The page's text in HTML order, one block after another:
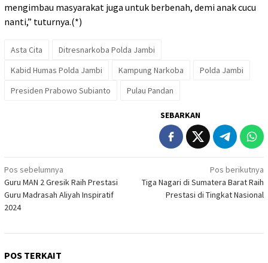
mengimbau masyarakat juga untuk berbenah, demi anak cucu
nanti,” tuturnya.(*)
Asta Cita
Ditresnarkoba Polda Jambi
Kabid Humas Polda Jambi
Kampung Narkoba
Polda Jambi
Presiden Prabowo Subianto
Pulau Pandan
SEBARKAN
Navigasi
pos
Pos sebelumnya
Guru MAN 2 Gresik Raih Prestasi
Guru Madrasah Aliyah Inspiratif
2024
Pos berikutnya
Tiga Nagari di Sumatera Barat Raih
Prestasi di Tingkat Nasional
POS TERKAIT